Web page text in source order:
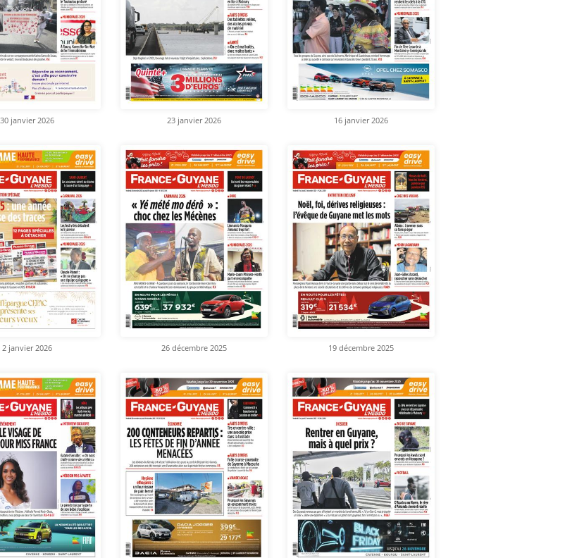
30 janvier 2026 23 janvier 2026 16 janvier 2026
2 janvier 2026 26 décembre 2025 19 décembre 2025